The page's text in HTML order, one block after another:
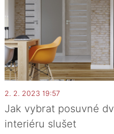
2. 2. 2023 19:57
Jak vybrat posuvné
interiéru slušet